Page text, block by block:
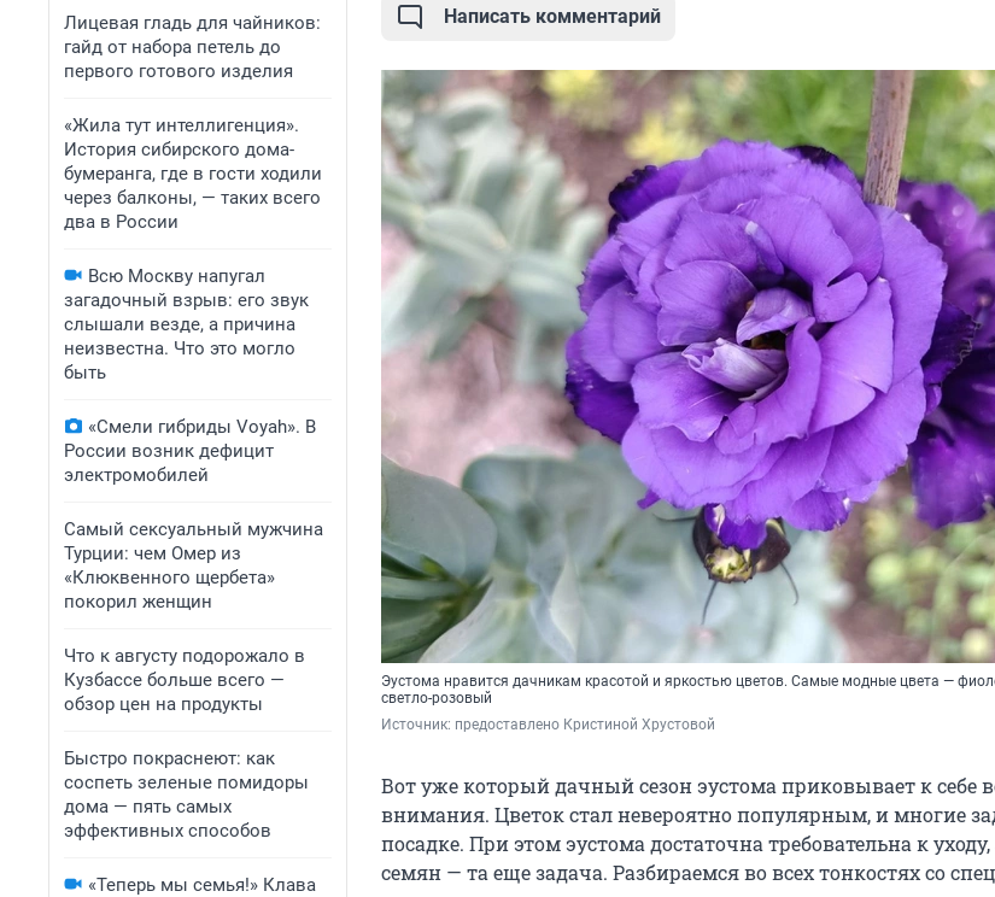
Лицевая гладь для чайников:
гайд от набора петель до
первого готового изделия
«Жила тут интеллигенция».
История сибирского дома-
бумеранга, где в гости ходили
через балконы, — таких всего
два в России
Всю Москву напугал
загадочный взрыв: его звук
слышали везде, а причина
неизвестна. Что это могло
быть
«Смели гибриды Voyah». В
России возник дефицит
электромобилей
Самый сексуальный мужчина
Турции: чем Омер из
«Клюквенного щербета»
покорил женщин
Что к августу подорожало в
Кузбассе больше всего —
обзор цен на продукты
Быстро покраснеют: как
соспеть зеленые помидоры
дома — пять самых
эффективных способов
«Теперь мы семья!» Клава
Написать комментарий
Эустома нравится дачникам красотой и яркостью цветов. Самые модные цвета —
светло-розовый
Источник: предоставлено Кристиной Хрустовой
Вот уже который дачный сезон эустома приковывает к себе
внимания. Цветок стал невероятно популярным, и многие
посадке. При этом эустома достаточна требовательна к
семян — та еще задача. Разбираемся во всех тонкостях со